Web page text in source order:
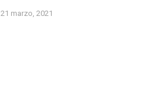
21 marzo, 2021